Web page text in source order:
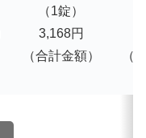
（1錠）
3,168円
（合計金額）
（